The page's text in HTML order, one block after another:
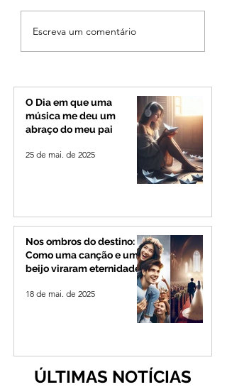
Jovem de 24 anos é
morto após briga
durante luau no
Paranaíba
Escreva um comentário
O Dia em que uma
música me deu um
abraço do meu pai
25 de mai. de 2025
Nos ombros do destino:
Como uma canção e um
beijo viraram eternidade
18 de mai. de 2025
ÚLTIMAS NOTÍCIAS